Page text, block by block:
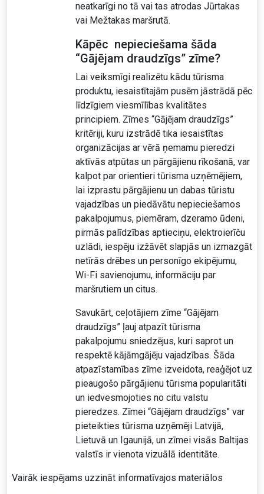
neatkarīgi no tā vai tas atrodas Jūrtakas
vai Mežtakas maršrutā.
Kāpēc nepieciešama šāda
“Gājējam draudzīgs” zīme?
Lai veiksmīgi realizētu kādu tūrisma
produktu, iesaistītajām pusēm jāstrādā pēc
līdzīgiem viesmīlības kvalitātes
principiem. Zīmes “Gājējam draudzīgs”
kritēriji, kuru izstrādē tika iesaistītas
organizācijas ar vērā ņemamu pieredzi
aktīvās atpūtas un pārgājienu rīkošanā, var
kalpot par orientieri tūrisma uzņēmējiem,
lai izprastu pārgājienu un dabas tūristu
vajadzības un piedāvātu nepieciešamos
pakalpojumus, piemēram, dzeramo ūdeni,
pirmās palīdzības aptieciņu, elektroierīču
uzlādi, iespēju izžāvēt slapjās un izmazgāt
netīrās drēbes un personīgo ekipējumu,
Wi-Fi savienojumu, informāciju par
maršrutiem un citus.
Savukārt, ceļotājiem zīme “Gājējam
draudzīgs” ļauj atpazīt tūrisma
pakalpojumu sniedzējus, kuri saprot un
respektē kājāmgājēju vajadzības. Šāda
atpazīstamības zīme izveidota, reaģējot uz
pieaugošo pārgājienu tūrisma popularitāti
un iedvesmojoties no citu valstu
pieredzes. Zīmei “Gājējam draudzīgs” var
pieteikties tūrisma uzņēmēji Latvijā,
Lietuvā un Igaunijā, un zīmei visās Baltijas
valstīs ir vienota vizuālā identitāte.
Vairāk iespējams uzzināt informatīvajos materiālos